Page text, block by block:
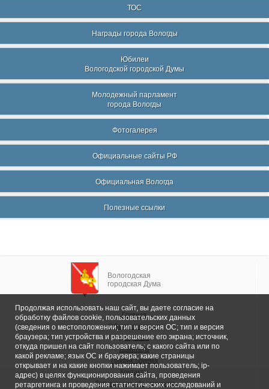
ТОС
Награды города Вологды
Юбилеи
Вологодской городской Думы
Молодежный парламент
города Вологды
Фотогалерея
Официальные сайты РФ
Официальная Вологда
Полезные ссылки
Вологодская
городская Дума
Главная
Общие сведения
Депутаты
Комитеты
График приема
Контакты
Депутатские объединения
Продолжая использовать наш сайт, вы даете согласие на
обработку файлов cookie, пользовательских данных
(сведения о местоположении; тип и версия ОС; тип и версия
браузера; тип устройства и разрешение его экрана; источник,
откуда пришел на сайт пользователь; с какого сайта или по
какой рекламе; язык ОС и браузера; какие страницы
открывает и на какие кнопки нажимает пользователь; ip-
адрес) в целях функционирования сайта, проведения
ретаргетинга и проведения статистических исследований и